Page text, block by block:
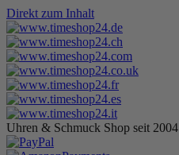
Direkt zum Inhalt
Uhren & Schmuck Shop seit 2004